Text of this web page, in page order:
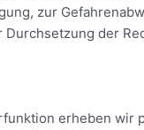
zur
der
erheben wir